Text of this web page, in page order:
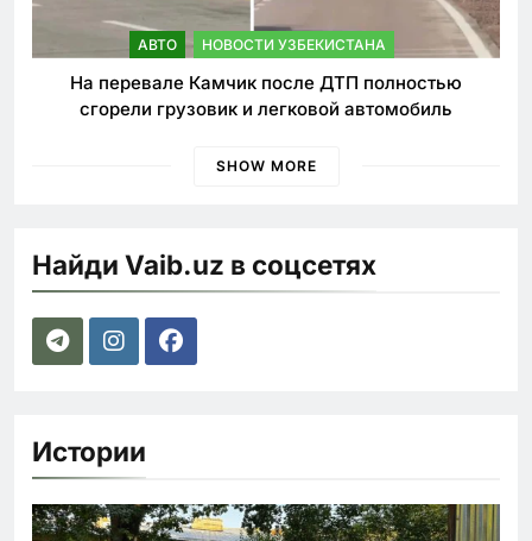
АВТО НОВОСТИ УЗБЕКИСТАНА
На перевале Камчик после ДТП полностью
сгорели грузовик и легковой автомобиль
SHOW MORE
Найди Vaib.uz в соцсетях
Истории